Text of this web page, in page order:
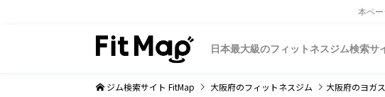
本ペ
日本最大級のフィットネスジム検索サ
ジム検索サイト FitMap 大阪府のフィットネスジム 大阪府のヨガ